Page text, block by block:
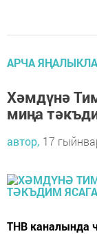
АРЧА
Хәмдүнә
миңа
автор, 17
ТНВ каналында